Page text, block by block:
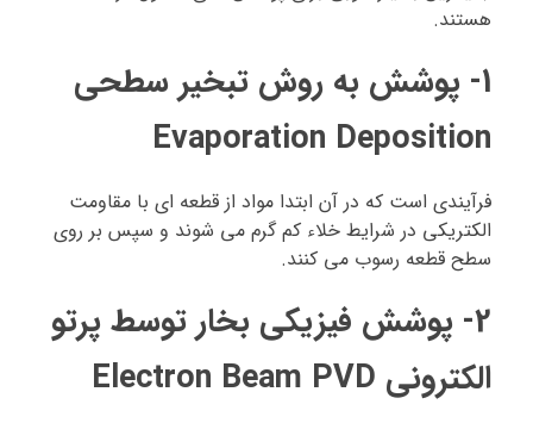
هستند.
1- پوشش به روش تبخیر سطحی
Evaporation Deposition
فرآیندی است که در آن ابتدا مواد از قطعه ای با مقاومت
الکتریکی در شرایط خلاء کم گرم می شوند و سپس بر روی
سطح قطعه رسوب می کنند.
2- پوشش فیزیکی بخار توسط پرتو
الکترونی Electron Beam PVD